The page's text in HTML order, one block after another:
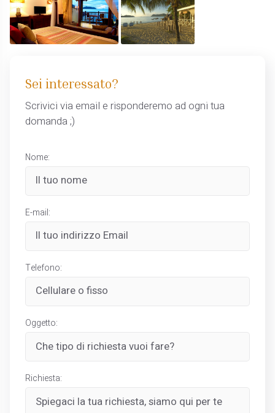
Sei interessato?
Scrivici via email e risponderemo ad ogni tua
domanda ;)
Nome:
E-mail:
Telefono:
Oggetto:
Richiesta: